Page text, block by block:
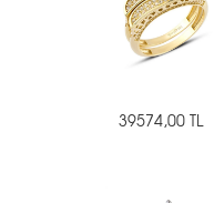
39574,00 TL